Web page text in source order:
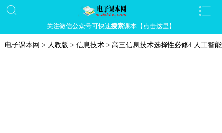
关注微信公众号可快速搜索课本【点击这里】
电子课本网 > 人教版 > 信息技术 > 高三信息技术选择性必修4 人工智